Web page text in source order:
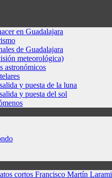
en Guadalajara
de Guadalajara
meteorológica)
astronómicos
y puesta de la luna
y puesta del sol
cortos Francisco Martín Larami